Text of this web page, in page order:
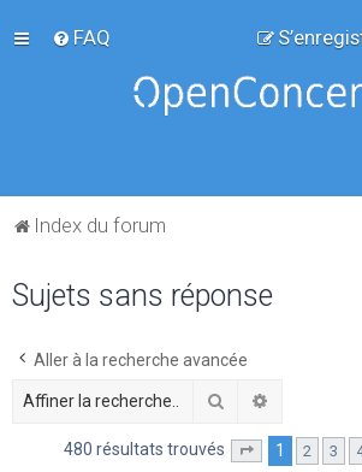
FAQ
Index du forum
Sujets sans réponse
Aller à la recherche avancée
Rechercher
480 résultats trouvés Page sur20
1 2 3